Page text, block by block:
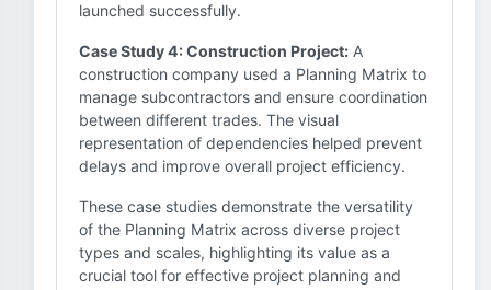
launched successfully.
Case Study 4: Construction Project: A
construction company used a Planning Matrix to
manage subcontractors and ensure coordination
between different trades. The visual
representation of dependencies helped prevent
delays and improve overall project efficiency.
These case studies demonstrate the versatility
of the Planning Matrix across diverse project
types and scales, highlighting its value as a
crucial tool for effective project planning and